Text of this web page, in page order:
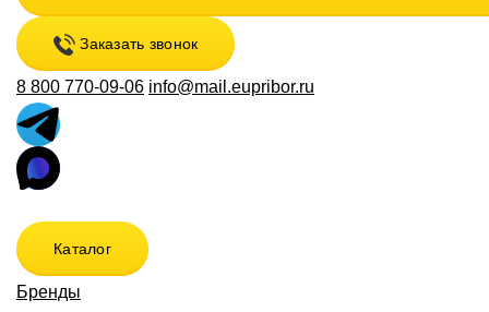
Заказать звонок
8 800 770-09-06 info@mail.eupribor.ru
Каталог
Бренды